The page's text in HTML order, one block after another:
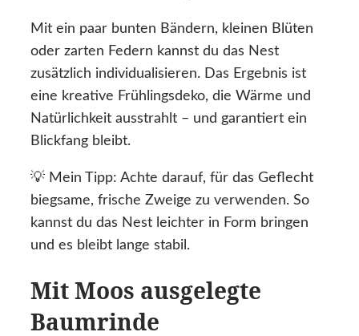
Mit ein paar bunten Bändern, kleinen Blüten
oder zarten Federn kannst du das Nest
zusätzlich individualisieren. Das Ergebnis ist
eine kreative Frühlingsdeko, die Wärme und
Natürlichkeit ausstrahlt – und garantiert ein
Blickfang bleibt.
💡 Mein Tipp: Achte darauf, für das Geflecht
biegsame, frische Zweige zu verwenden. So
kannst du das Nest leichter in Form bringen
und es bleibt lange stabil.
Mit Moos ausgelegte
Baumrinde